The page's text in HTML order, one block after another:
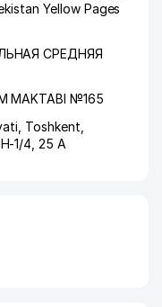
Yellow Pages
СРЕДНЯЯ
MAKTABI №165
Toshkent
1/4 , 25 A